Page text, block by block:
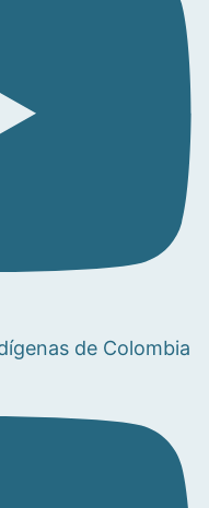
de Colombia